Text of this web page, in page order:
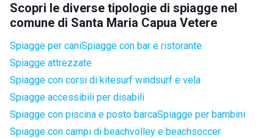
Scopri le diverse tipologie di spiagge nel
comune di Santa Maria Capua Vetere
Spiagge per caniSpiagge con bar e ristorante
Spiagge attrezzate
Spiagge con corsi di kitesurf windsurf e vela
Spiagge accessibili per disabili
Spiagge con piscina e posto barcaSpiagge per bambini
Spiagge con campi di beachvolley e beachsoccer